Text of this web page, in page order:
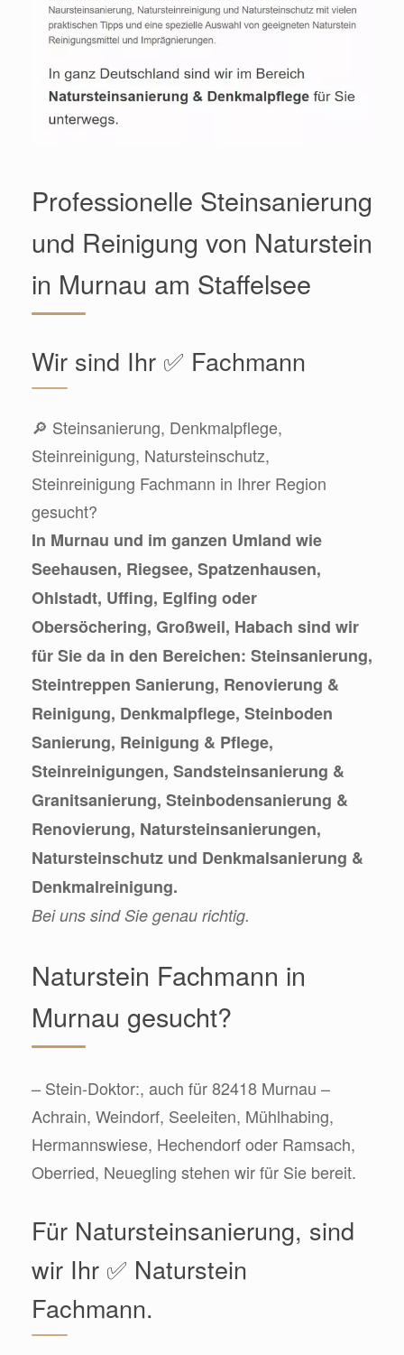
Professionelle Steinsanierung
und Reinigung von Naturstein
in Murnau am Staffelsee
Wir sind Ihr ✅ Fachmann
🔎 Steinsanierung, Denkmalpflege,
Steinreinigung, Natursteinschutz,
Steinreinigung Fachmann in Ihrer Region
gesucht?
In Murnau und im ganzen Umland wie
Seehausen, Riegsee, Spatzenhausen,
Ohlstadt, Uffing, Eglfing oder
Obersöchering, Großweil, Habach sind wir
für Sie da in den Bereichen: Steinsanierung,
Steintreppen Sanierung, Renovierung &
Reinigung, Denkmalpflege, Steinboden
Sanierung, Reinigung & Pflege,
Steinreinigungen, Sandsteinsanierung &
Granitsanierung, Steinbodensanierung &
Renovierung, Natursteinsanierungen,
Natursteinschutz und Denkmalsanierung &
Denkmalreinigung.
Bei uns sind Sie genau richtig.
Naturstein Fachmann in
Murnau gesucht?
– Stein-Doktor:, auch für 82418 Murnau –
Achrain, Weindorf, Seeleiten, Mühlhabing,
Hermannswiese, Hechendorf oder Ramsach,
Oberried, Neuegling stehen wir für Sie bereit.
Für Natursteinsanierung, sind
wir Ihr ✅ Naturstein
Fachmann.